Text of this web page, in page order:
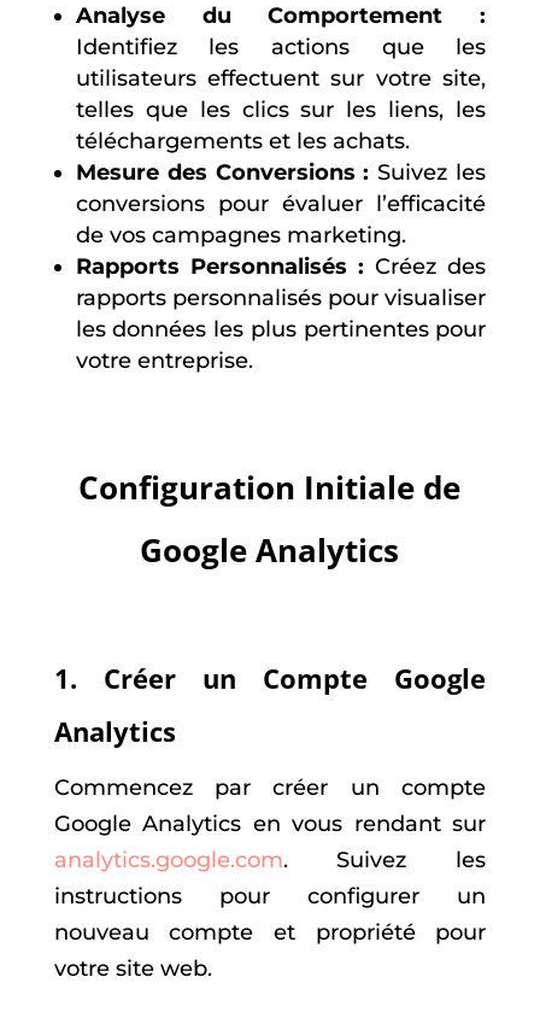
Analyse du Comportement :
Identifiez les actions que les
utilisateurs effectuent sur votre site,
telles que les clics sur les liens, les
téléchargements et les achats.
Mesure des Conversions : Suivez les
conversions pour évaluer l’efficacité
de vos campagnes marketing.
Rapports Personnalisés : Créez des
rapports personnalisés pour visualiser
les données les plus pertinentes pour
votre entreprise.
Configuration Initiale de
Google Analytics
1. Créer un Compte Google
Analytics
Commencez par créer un compte
Google Analytics en vous rendant sur
analytics.google.com. Suivez les
instructions pour configurer un
nouveau compte et propriété pour
votre site web.